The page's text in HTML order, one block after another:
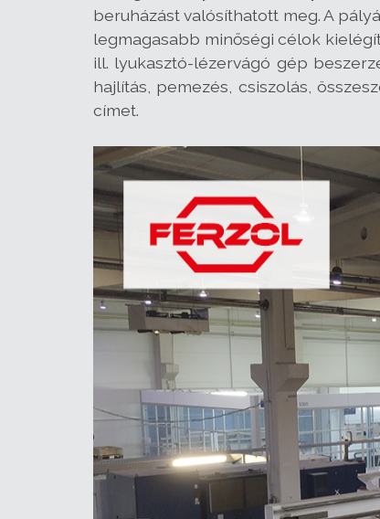
beruházást valósíthatott meg. A
legmagasabb minőségi célok
ill. lyukasztó-lézervágó gép
hajlítás, pemezés, csiszolás,
címet.